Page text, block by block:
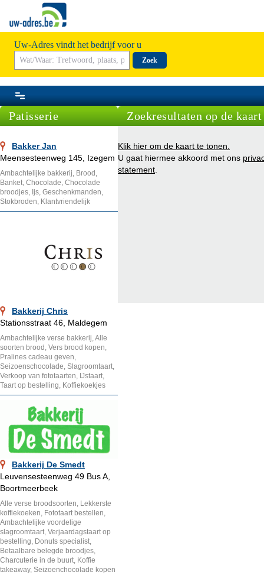
Uw-Adres vindt het bedrijf voor u
Zoek
Patisserie
Bakker Jan
Meensesteenweg 145, Izegem
Ambachtelijke bakkerij, Brood,
Banket, Chocolade, Chocolade
broodjes, Ijs, Geschenkmanden,
Stokbroden, Klantvriendelijk
Bakkerij Chris
Stationsstraat 46, Maldegem
Ambachtelijke verse bakkerij, Alle
soorten brood, Vers brood kopen,
Pralines cadeau geven,
Seizoenschocolade, Slagroomtaart,
Verkoop van fototaarten, IJstaart,
Taart op bestelling, Koffiekoekjes
Bakkerij De Smedt
Leuvensesteenweg 49 Bus A,
Boortmeerbeek
Alle verse broodsoorten, Lekkerste
koffiekoeken, Fototaart bestellen,
Ambachtelijke voordelige
slagroomtaart, Verjaardagstaart op
bestelling, Donuts specialist,
Betaalbare belegde broodjes,
Charcuterie in de buurt, Koffie
takeaway, Seizoenchocolade kopen
Zoekresultaten op de kaart
Klik hier om de kaart te tonen.
U gaat hiermee akkoord met ons
statement